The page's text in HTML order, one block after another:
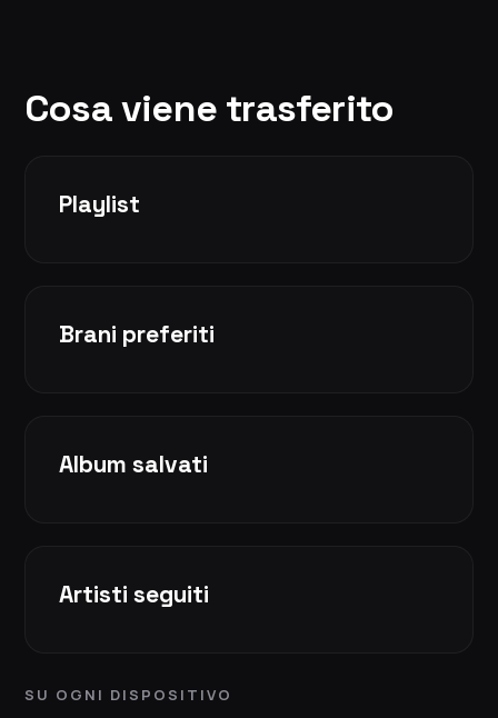
Cosa viene trasferito
Playlist
Brani preferiti
Album salvati
Artisti seguiti
SU OGNI DISPOSITIVO